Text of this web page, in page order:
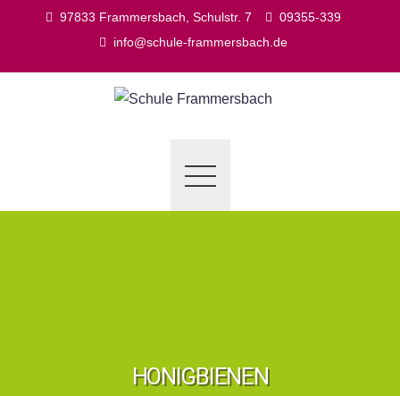
97833 Frammersbach, Schulstr. 7
09355-339
info@schule-frammersbach.de
HONIGBIENEN